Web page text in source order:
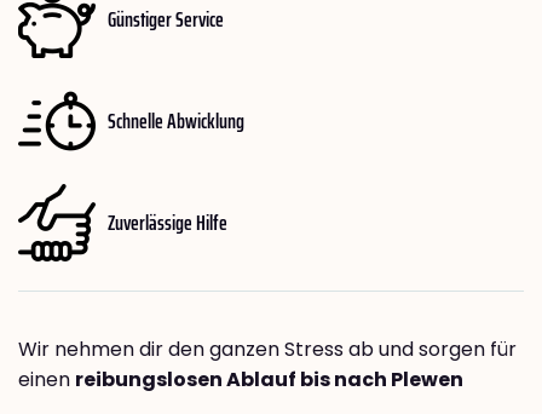
Günstiger Service
Schnelle Abwicklung
Zuverlässige Hilfe
Wir nehmen dir den ganzen Stress ab und sorgen für
einen reibungslosen Ablauf bis nach Plewen